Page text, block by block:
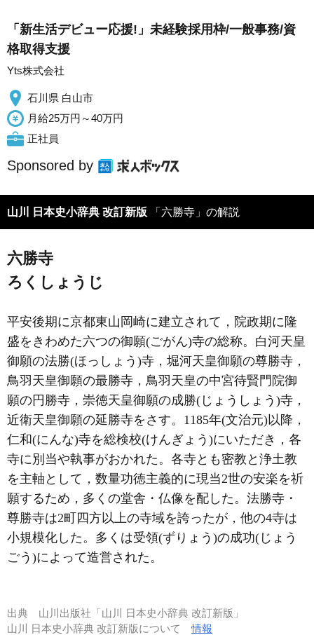
「新生活デビュー応援!」未経験採用枠/一般事務/資
格取得支援
Yts株式会社
石川県 白山市
月給25万円～40万円
正社員
Sponsored by
山川 日本史小辞典 改訂新版 「六勝寺」の解説
六勝寺
ろくしょうじ
平安後期に京都東山岡崎に建立されて，院政期に隆
盛をきわめた六つの御願(ごがん)寺の総称。白河天皇
御願の法勝(ほっしょう)寺，堀河天皇御願の尊勝寺，
鳥羽天皇御願の最勝寺，鳥羽天皇の中宮待賢門院御
願の円勝寺，崇徳天皇御願の成勝(じょうしょう)寺，
近衛天皇御願の延勝寺をさす。1185年(文治元)以降，
仁和(にんな)寺を総検校(けんぎょう)にいただき，各
寺に別当や執事がおかれた。各寺とも密教と浄土教
を主軸として，数量功徳主義的に現当2世の安楽を祈
願するため，多くの堂舎・仏像を配した。法勝寺・
尊勝寺は2町四方以上の寺域を誇ったが，他の4寺は
小規模化した。多くは受領(ずりょう)の成功(じょう
ごう)によって造営された。
出典 山川出版社「山川 日本史小辞典 改訂新版」
山川 日本史小辞典 改訂新版について情報